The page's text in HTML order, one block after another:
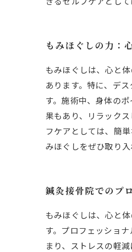
もみほぐしの力：
もみほぐしは、心と
あります。特に、デ
す。施術中、身体の
果もあり、リラック
フケアとしては、簡
みほぐしをぜひ取り入
鍼灸接骨院でのプ
もみほぐしは、心と
す。プロフェッショ
まり、ストレスの軽